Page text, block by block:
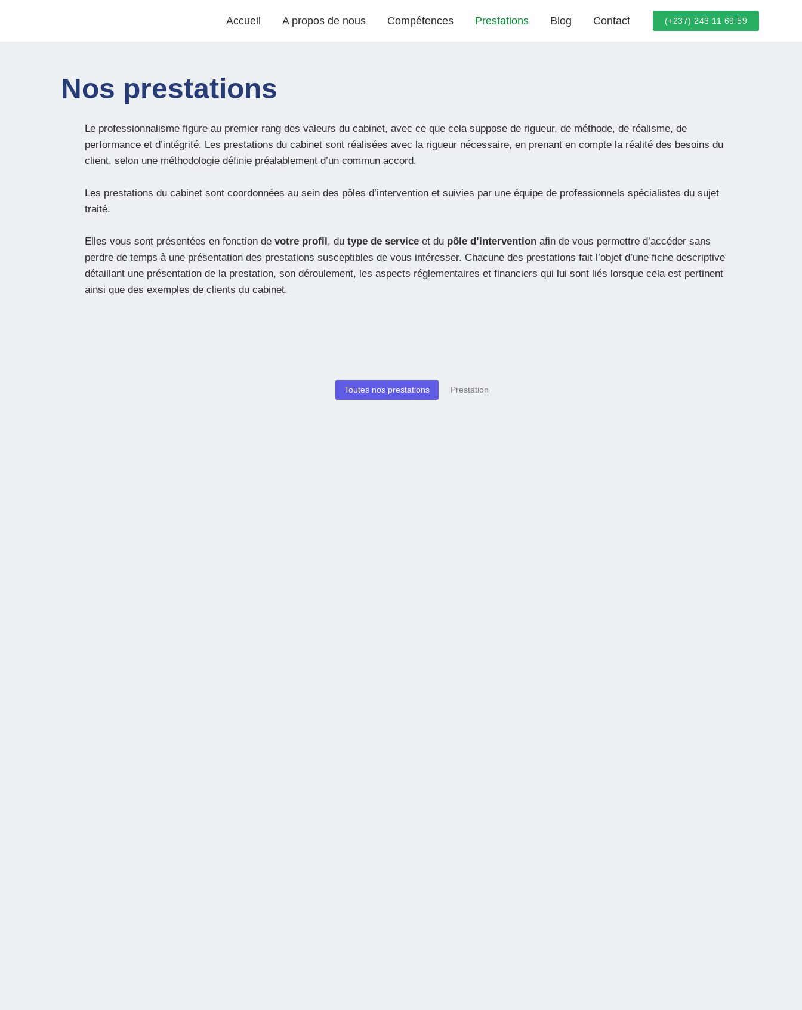
Accueil A propos de nous Compétences Prestations Blog Contact (+237) 243 11 69 59
Nos prestations
Le professionnalisme figure au premier rang des valeurs du cabinet, avec ce que cela suppose de rigueur, de méthode, de réalisme, de
performance et d’intégrité. Les prestations du cabinet sont réalisées avec la rigueur nécessaire, en prenant en compte la réalité des besoins du
client, selon une méthodologie définie préalablement d’un commun accord.
Les prestations du cabinet sont coordonnées au sein des pôles d’intervention et suivies par une équipe de professionnels spécialistes du sujet
traité.
Elles vous sont présentées en fonction de votre profil , du type de service et du pôle d’intervention afin de vous permettre d’accéder sans
perdre de temps à une présentation des prestations susceptibles de vous intéresser. Chacune des prestations fait l’objet d’une fiche descriptive
détaillant une présentation de la prestation, son déroulement, les aspects réglementaires et financiers qui lui sont liés lorsque cela est pertinent
ainsi que des exemples de clients du cabinet.
Toutes nos prestations Prestation